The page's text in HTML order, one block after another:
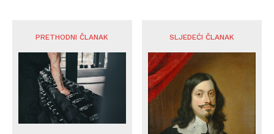
PRETHODNI ČLANAK SLJEDEĆI ČLANAK